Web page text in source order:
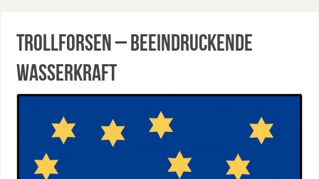
Trollforsen – Beeindruckende
Wasserkraft